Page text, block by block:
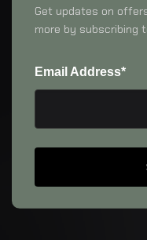
Get updates on
more by subscribing
Email Address*